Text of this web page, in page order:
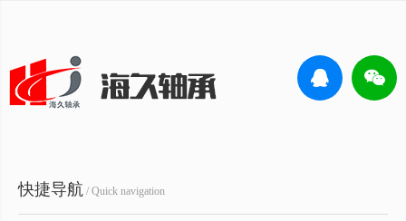
快捷导航 / Quick navigation